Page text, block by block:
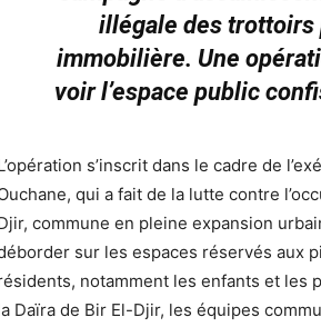
illégale des trottoirs
immobilière. Une
voir l’espace public
s’inscrit dans le cadre de
qui a fait de la lutte contre
commune en pleine expansion
sur les espaces réservés aux
notamment les enfants et les
Daïra de Bir El-Djir, les équipes